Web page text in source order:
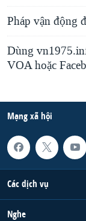
Pháp vận động
Dùng
VOA hoặc
Mạng xã hội
Các dịch vụ
Nghe